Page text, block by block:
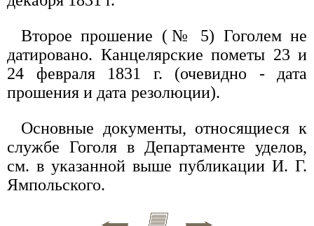
Второе прошение (№ 5) Гоголем не
датировано. Канцелярские пометы 23 и
24 февраля 1831 г. (очевидно - дата
прошения и дата резолюции).
Основные документы, относящиеся к
службе Гоголя в Департаменте уделов,
см. в указанной выше публикации И. Г.
Ямпольского.